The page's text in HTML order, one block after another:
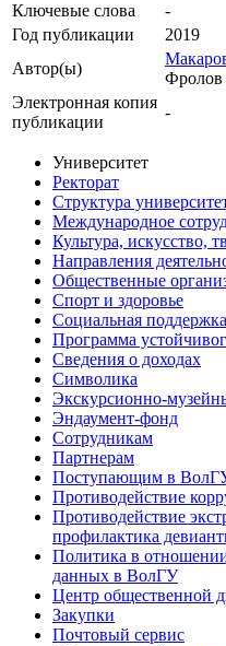
Ключевые cлова
-
Год публикации
2019
Автор(ы)
Фролов
Электронная копия
публикации
-
Университет
Ректорат
Структура
Международное
Культура, искусство,
Направления
Общественные
Спорт и здоровье
Социальная поддержка
Программа
Сведения о доходах
Символика
Экскурсионно-
Эндаумент-фонд
Сотрудникам
Партнерам
Поступающим в
Противодействие
Противодействие
профилактика
Политика в
данных в ВолГУ
Центр общественной
Закупки
Почтовый сервис